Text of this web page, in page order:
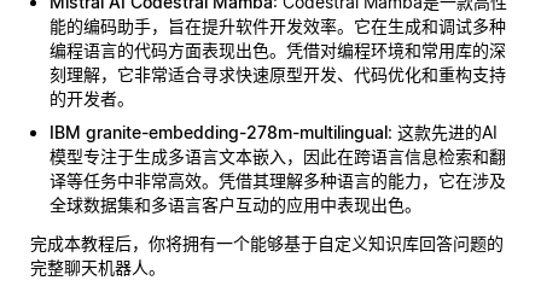
能的编码助手，旨在提升软件开发效率。它在生成和调试多种
编程语言的代码方面表现出色。凭借对编程环境和常用库的深
刻理解，它非常适合寻求快速原型开发、代码优化和重构支持
的开发者。
IBM granite-embedding-278m-multilingual: 这款先进的AI
模型专注于生成多语言文本嵌入，因此在跨语言信息检索和翻
译等任务中非常高效。凭借其理解多种语言的能力，它在涉及
全球数据集和多语言客户互动的应用中表现出色。
完成本教程后，你将拥有一个能够基于自定义知识库回答问题的
完整聊天机器人。